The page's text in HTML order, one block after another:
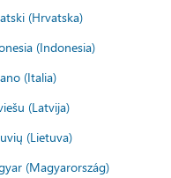
(Hrvatska)
(Indonesia)
(Italia)
(Latvija)
(Lietuva)
(Magyarország)